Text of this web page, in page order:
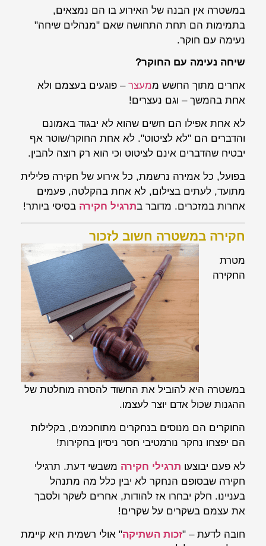
במשטרה אין הבנה של האירוע בו הם נמצאים,
בתמימות הם תחת התחושה שאם "מנהלים שיחה"
נעימה עם חוקר.
שיחה נעימה עם החוקר?
אחרים מתוך החשש ממעצר – פוגעים בעצמם ולא
אחת בהמשך – וגם נעצרים!
לא אחת אפילו הם חשים שהוא לא יבגוד באמונם
והדברים הם "לא לציטוט". לא אחת החוקר/שוטר אף
יבטיח שהדברים אינם לציטוט וכי הוא רק רוצה להבין.
בפועל, כל אמירה נרשמת, כל אירוע של חקירה פלילית
מתועד, לעתים בצילום, לא אחת בהקלטה, פעמים
אחרות במזכרים. מדובר בתרגיל חקירה בסיסי ביותר!
חקירה במשטרה חשוב לזכור
מטרת
החקירה
במשטרה היא להוביל את החשוד להסרה מוחלטת של
ההגנות שכול אדם יוצר לעצמו.
החוקרים הם מנוסים בנחקרים מתוחכמים, בקלילות
הם יפצחו נחקר נורמטיבי חסר ניסיון בחקירות!
לא פעם יבוצעו תרגילי חקירה משבשי דעת. תרגילי
חקירה שבסופם הנחקר לא יבין כלל מה מתנהל
בעניינו. חלק יבחרו אז להודות, אחרים לשקר ולסבך
את עצמם בשקרים על שקרים!
חובה לדעת – "זכות השתיקה" אולי רשמית היא קיימת